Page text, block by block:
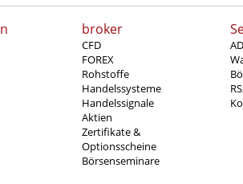
broker
CFD
FOREX
Rohstoffe
Handelssysteme
Handelssignale
Aktien
Zertifikate &
Optionsscheine
Börsenseminare